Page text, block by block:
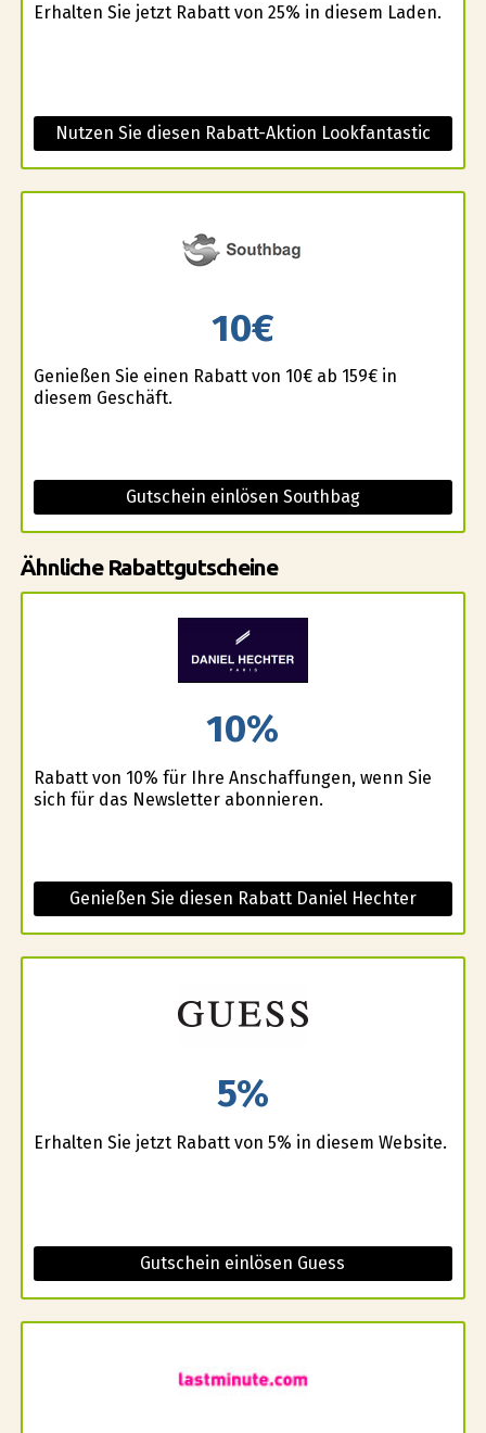
Erhalten Sie jetzt Rabatt von 25% in diesem Laden.
Nutzen Sie diesen Rabatt-Aktion Lookfantastic
10€
Genießen Sie einen Rabatt von 10€ ab 159€ in
diesem Geschäft.
Gutschein einlösen Southbag
Ähnliche Rabattgutscheine
10%
Rabatt von 10% für Ihre Anschaffungen, wenn Sie
sich für das Newsletter abonnieren.
Genießen Sie diesen Rabatt Daniel Hechter
5%
Erhalten Sie jetzt Rabatt von 5% in diesem Website.
Gutschein einlösen Guess